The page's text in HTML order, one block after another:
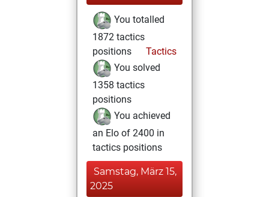
You totalled
1872 tactics
positions
Tactics
You solved
1358 tactics
positions
You achieved
an Elo of 2400 in
tactics positions
Samstag, März 15,
2025